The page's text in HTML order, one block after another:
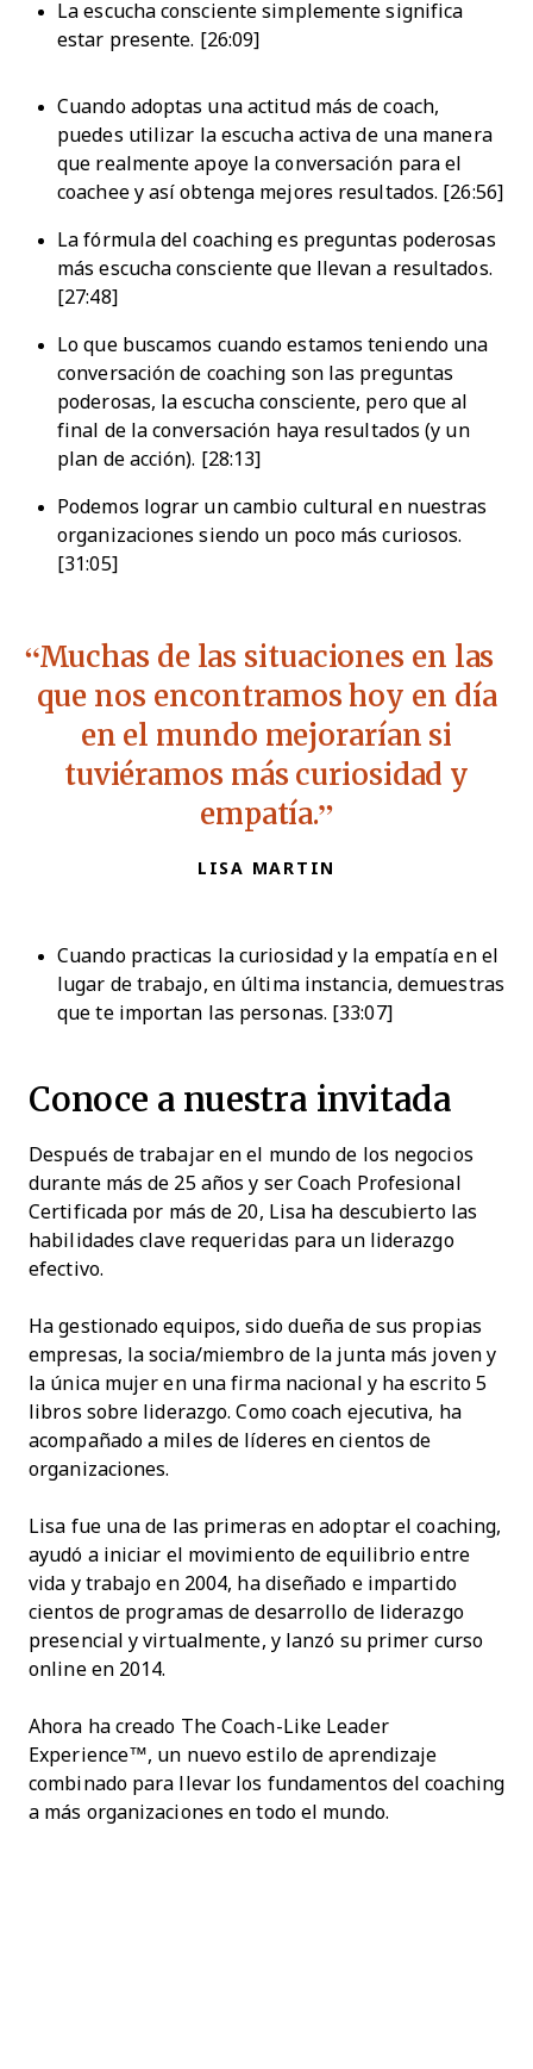
La escucha consciente simplemente significa
estar presente. [26:09]
Cuando adoptas una actitud más de coach,
puedes utilizar la escucha activa de una manera
que realmente apoye la conversación para el
coachee y así obtenga mejores resultados. [26:56]
La fórmula del coaching es preguntas poderosas
más escucha consciente que llevan a resultados.
[27:48]
Lo que buscamos cuando estamos teniendo una
conversación de coaching son las preguntas
poderosas, la escucha consciente, pero que al
final de la conversación haya resultados (y un
plan de acción). [28:13]
Podemos lograr un cambio cultural en nuestras
organizaciones siendo un poco más curiosos.
[31:05]
Muchas de las situaciones en las
que nos encontramos hoy en día
en el mundo mejorarían si
tuviéramos más curiosidad y
empatía.
LISA MARTIN
Cuando practicas la curiosidad y la empatía en el
lugar de trabajo, en última instancia, demuestras
que te importan las personas. [33:07]
Conoce a nuestra invitada
Después de trabajar en el mundo de los negocios
durante más de 25 años y ser Coach Profesional
Certificada por más de 20, Lisa ha descubierto las
habilidades clave requeridas para un liderazgo
efectivo.
Ha gestionado equipos, sido dueña de sus propias
empresas, la socia/miembro de la junta más joven y
la única mujer en una firma nacional y ha escrito 5
libros sobre liderazgo. Como coach ejecutiva, ha
acompañado a miles de líderes en cientos de
organizaciones.
Lisa fue una de las primeras en adoptar el coaching,
ayudó a iniciar el movimiento de equilibrio entre
vida y trabajo en 2004, ha diseñado e impartido
cientos de programas de desarrollo de liderazgo
presencial y virtualmente, y lanzó su primer curso
online en 2014.
Ahora ha creado The Coach-Like Leader
Experience™, un nuevo estilo de aprendizaje
combinado para llevar los fundamentos del coaching
a más organizaciones en todo el mundo.